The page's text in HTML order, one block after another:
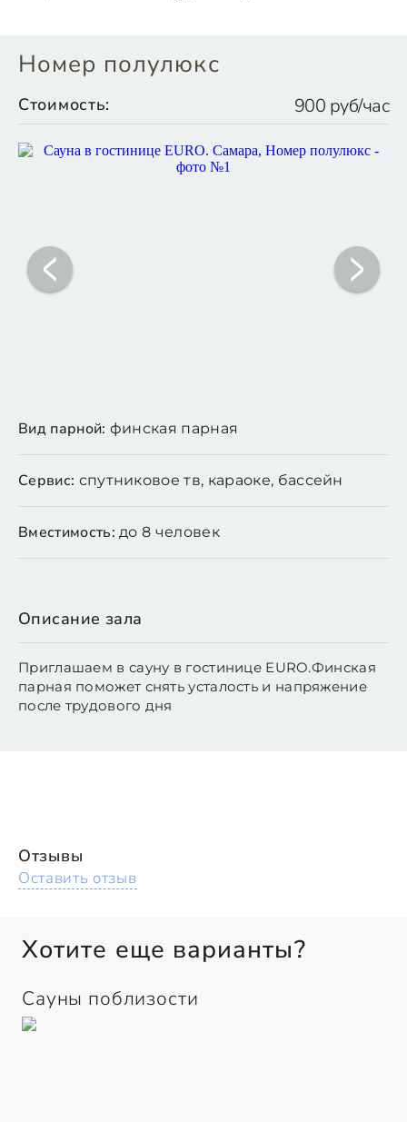
Номер полулюкс
Стоимость: 900 руб/час
Вид парной: финская парная
Сервис: спутниковое тв, караоке, бассейн
Вместимость: до 8 человек
Описание зала
Приглашаем в сауну в гостинице EURO.Финская
парная поможет снять усталость и напряжение
после трудового дня
Отзывы
Оставить отзыв
Хотите еще варианты?
Сауны поблизости